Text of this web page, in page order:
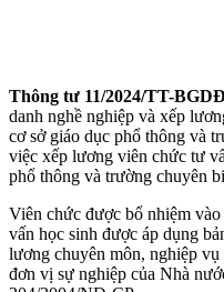
Thông tư 11/2024/TT-
danh nghề nghiệp và xếp
cơ sở giáo dục phổ thông và
việc xếp lương viên chức tư
phổ thông và trường chuyên
Viên chức được bổ nhiệm
vấn học sinh được áp dụng
lương chuyên môn, nghiệp
đơn vị sự nghiệp của Nhà